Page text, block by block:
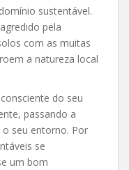
sustentável.
pela
com as muitas
a natureza local
do seu
passando a
seu entorno. Por
se
um bom